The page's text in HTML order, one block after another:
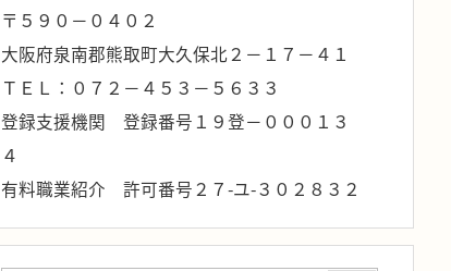
〒５９０－０４０２
大阪府泉南郡熊取町大久保北２－１７－４１
ＴＥＬ：０７２－４５３－５６３３
登録支援機関 登録番号１９登－０００１３
４
有料職業紹介 許可番号２７-ユ-３０２８３２